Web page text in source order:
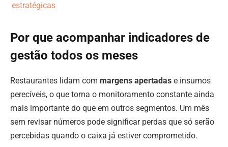
estratégicas
Por que acompanhar indicadores de
gestão todos os meses
Restaurantes lidam com margens apertadas e insumos
perecíveis, o que torna o monitoramento constante ainda
mais importante do que em outros segmentos. Um mês
sem revisar números pode significar perdas que só serão
percebidas quando o caixa já estiver comprometido.